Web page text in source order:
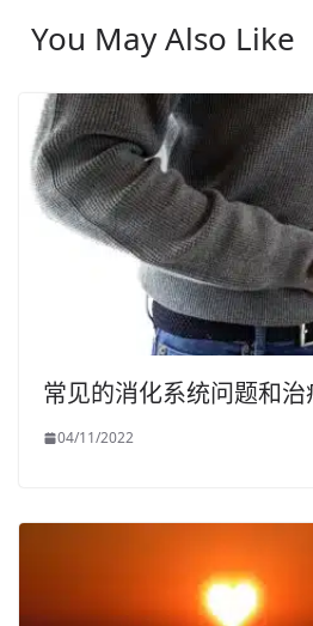
You May Also Like
常见的消化系统问题和治
04/11/2022